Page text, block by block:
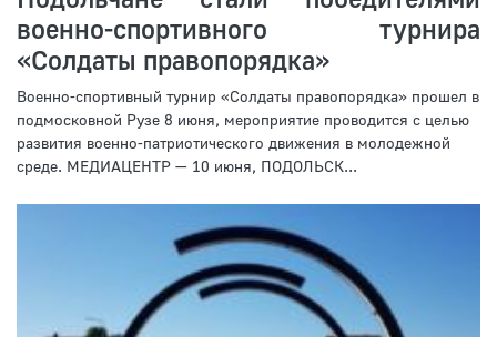
военно-спортивного турнира
«Солдаты правопорядка»
Военно-спортивный турнир «Солдаты правопорядка» прошел в
подмосковной Рузе 8 июня, мероприятие проводится с целью
развития военно-патриотического движения в молодежной
среде. МЕДИАЦЕНТР — 10 июня, ПОДОЛЬСК...